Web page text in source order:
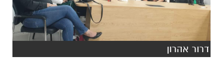
דרור אהרון